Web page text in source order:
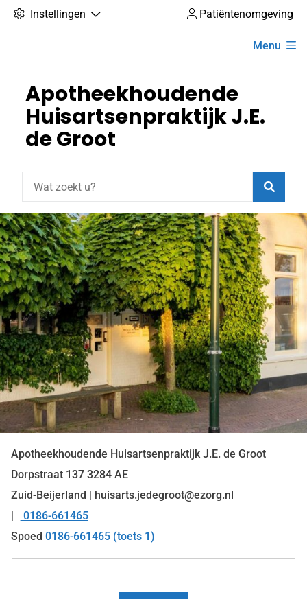
Instellingen Patiëntenomgeving
Menu
Apotheekhoudende
Huisartsenpraktijk J.E.
de Groot
Apotheekhoudende Huisartsenpraktijk J.E. de Groot
Dorpstraat 137 3284 AE
Zuid-Beijerland | huisarts.jedegroot@ezorg.nl
Tel:
0186-661465
Spoed 0186-661465 (toets 1)